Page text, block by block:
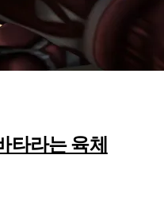
타라는 육체